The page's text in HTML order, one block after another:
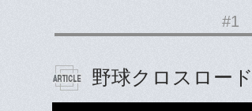
#1
野球クロスロード